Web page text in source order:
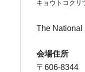
キョウトコクリ
The National
会場住所
〒606-8344